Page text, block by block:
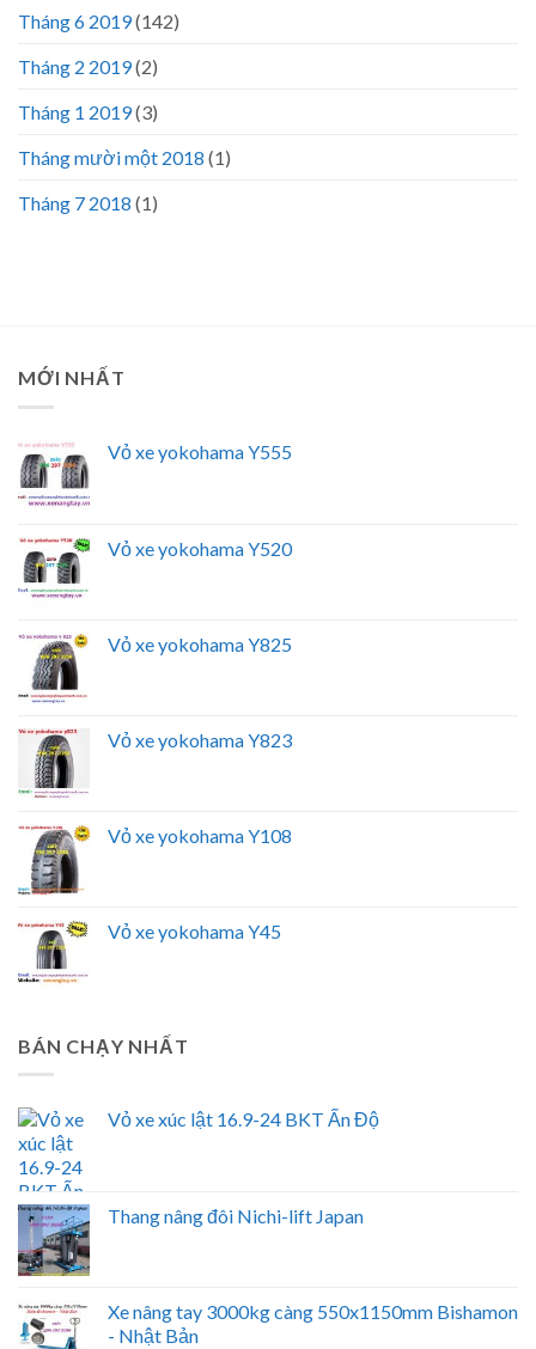
Tháng 6 2019(142)
Tháng 2 2019(2)
Tháng 1 2019(3)
Tháng mười một 2018 (1)
Tháng 7 2018 (1)
MỚI NHẤT
Vỏ xe yokohama Y555
Vỏ xe yokohama Y520
Vỏ xe yokohama Y825
Vỏ xe yokohama Y823
Vỏ xe yokohama Y108
Vỏ xe yokohama Y45
BÁN CHẠY NHẤT
Vỏ xe xúc lật 16.9-24 BKT Ấn Độ
Thang nâng đôi Nichi-lift Japan
Xe nâng tay 3000kg càng 550x1150mm Bishamon
- Nhật Bản